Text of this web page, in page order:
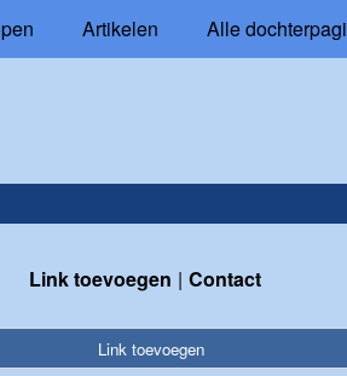
Artikelen Alle
Link toevoegen Contact
Link toevoegen